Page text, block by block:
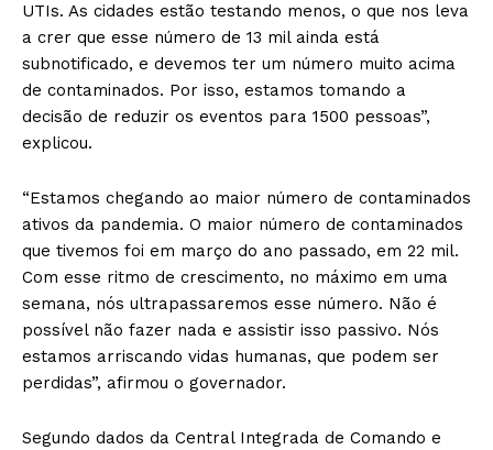
UTIs. As cidades estão testando menos, o que nos leva
a crer que esse número de 13 mil ainda está
subnotificado, e devemos ter um número muito acima
de contaminados. Por isso, estamos tomando a
decisão de reduzir os eventos para 1500 pessoas”,
explicou.
“Estamos chegando ao maior número de contaminados
ativos da pandemia. O maior número de contaminados
que tivemos foi em março do ano passado, em 22 mil.
Com esse ritmo de crescimento, no máximo em uma
semana, nós ultrapassaremos esse número. Não é
possível não fazer nada e assistir isso passivo. Nós
estamos arriscando vidas humanas, que podem ser
perdidas”, afirmou o governador.
Segundo dados da Central Integrada de Comando e